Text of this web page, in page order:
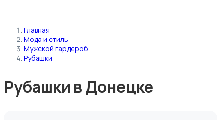
Главная
Мода и стиль
Мужской гардероб
Рубашки
Рубашки в Донецке